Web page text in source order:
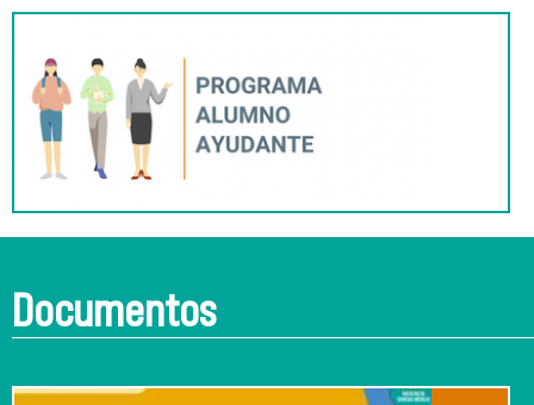
Documentos